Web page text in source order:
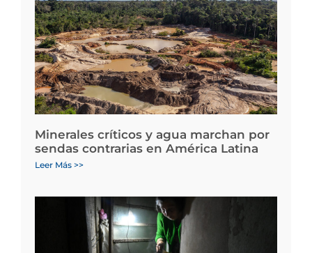
Minerales críticos y agua marchan por
sendas contrarias en América Latina
Leer Más >>